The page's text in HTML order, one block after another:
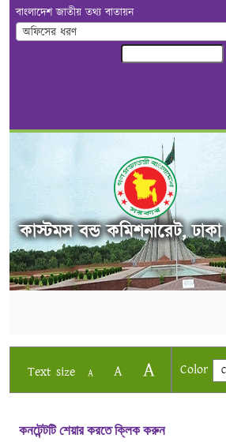
বাংলাদেশ জাতীয় তথ্য বাতায়ন
অফিসের ধরণ
কাস্টমস বন্ড কমিশনারেট, ঢাকা
Text size A A A Color C
কনটেন্টটি শেয়ার করতে ক্লিক করুন